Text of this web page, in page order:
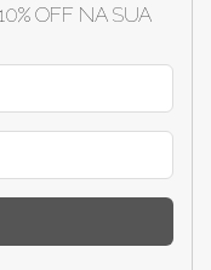
OFF NA SUA